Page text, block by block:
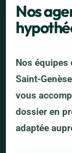
Nos
Nos équipes
Saint-
vous
dossier en
adaptée